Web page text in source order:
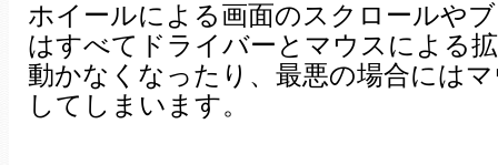
ホイールによる画面のスクロールや
はすべてドライバーとマウスによる
動かなくなったり、最悪の場合には
してしまいます。